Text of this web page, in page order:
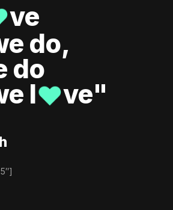
ve
do,
do
l♥ve"